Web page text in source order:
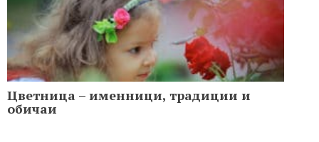
Цветница – именници, традиции и
обичаи